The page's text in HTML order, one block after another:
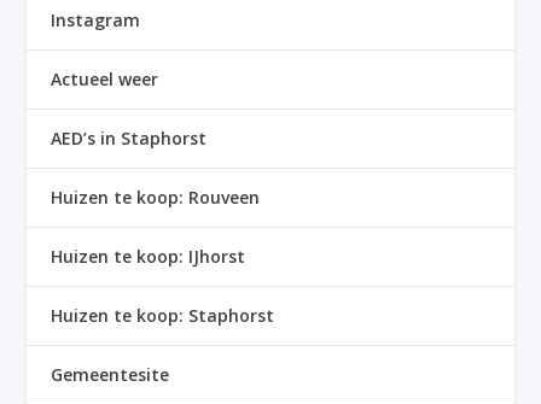
Instagram
Actueel weer
AED’s in Staphorst
Huizen te koop: Rouveen
Huizen te koop: IJhorst
Huizen te koop: Staphorst
Gemeentesite